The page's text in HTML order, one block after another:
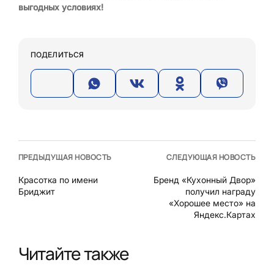
выгодных условиях!
ПОДЕЛИТЬСЯ
ПРЕДЫДУЩАЯ НОВОСТЬ
Красотка по имени
Бриджит
СЛЕДУЮЩАЯ НОВОСТЬ
Бренд «Кухонный Двор»
получил награду
«Хорошее место» на
Яндекс.Картах
Читайте также